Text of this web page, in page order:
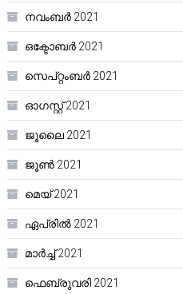
നവംബർ 2021
ഒക്ടോബർ 2021
സെപ്റ്റംബർ 2021
ഓഗസ്റ്റ്‌ 2021
ജൂലൈ 2021
ജൂൺ 2021
മെയ്‌ 2021
ഏപ്രിൽ 2021
മാർച്ച്‌ 2021
ഫെബ്രുവരി 2021